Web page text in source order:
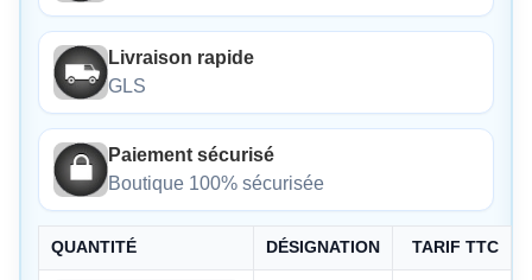
Livraison rapide
GLS
Paiement sécurisé
Boutique 100% sécurisée
QUANTITÉ DÉSIGNATION TARIF TTC